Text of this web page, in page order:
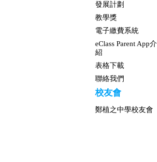
發展計劃
教學獎
電子繳費系統
eClass Parent App介
紹
表格下載
聯絡我們
校友會
鄭植之中學校友會